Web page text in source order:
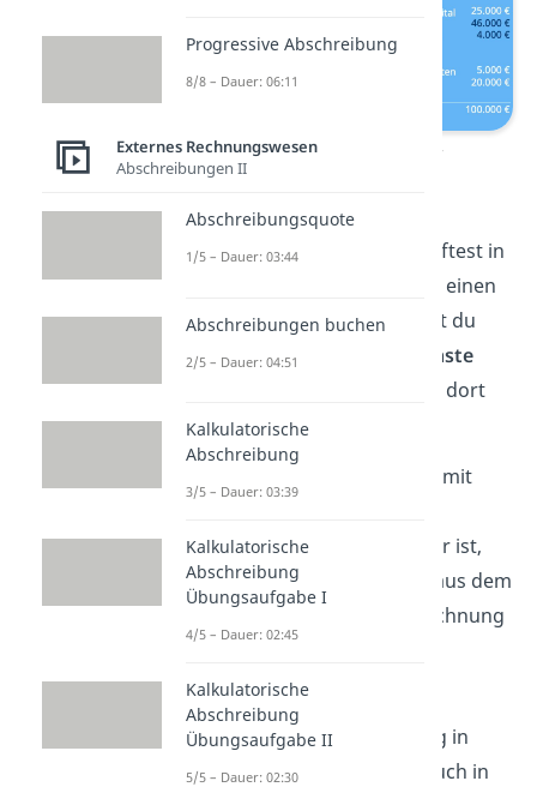
Bilanz zum 31.12.22 (vor
Angenommen, du erwirtschaftest in
diesem Geschäftsjahr wieder einen
Gewinnvortrag. Dann nimmst du
diesen Betrag mit in das
nächste
und führst ihn dort
auf gleiche Weise an.
mit
Vorjahraddierst
. Grund dafür ist,
dass du den Gewinnvortrag aus dem
Vorjahr im Rahmen der Berechnung
des
verwendest.
Übrigens:Der Gewinnvortrag in
einem Geschäftsjahr muss auch in
Progressive Abschreibung
8/8 – Dauer: 06:11
Externes Rechnungswesen
Abschreibungen II
Abschreibungsquote
1/5 – Dauer: 03:44
Abschreibungen buchen
2/5 – Dauer: 04:51
Kalkulatorische
Abschreibung
3/5 – Dauer: 03:39
Kalkulatorische
Abschreibung
Übungsaufgabe I
4/5 – Dauer: 02:45
Kalkulatorische
Abschreibung
Übungsaufgabe II
5/5 – Dauer: 02:30